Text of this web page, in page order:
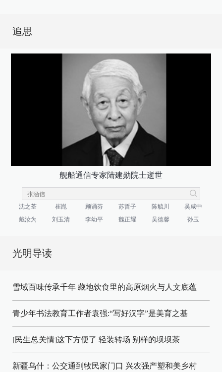
追思
舰船通信专家陆建勋院士逝世
沈之荃 崔崑 顾诵芬 苏哲子 陈毓川
吴咸中
戴汝为
刘玉清 李幼平 魏正耀 吴德馨 孙玉
光明导读
雪域百味传承千年 藏地饮食里的高原烟火与人文底蕴
青少年书法教育工作者袁强:“写好汉字”是美育之基
[民生总关情]这下方便了 轻装转场 别样的坝坝茶
新疆乌什：公交通到牧民家门口 兴农强产塑和美乡村